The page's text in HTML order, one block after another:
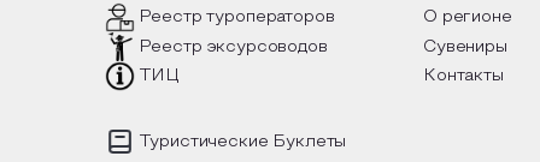
Реестр туроператоров О регионе
Реестр эксурсоводов
Сувениры
ТИЦ
Контакты
Туристические Буклеты